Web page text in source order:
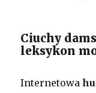
Ciuchy
leksykon
Internetowa